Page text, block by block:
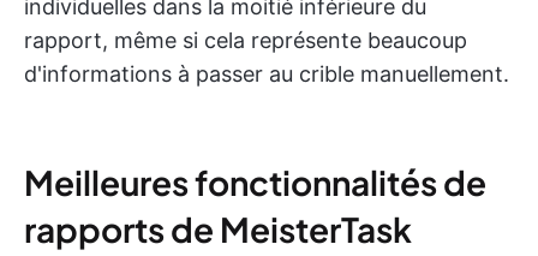
individuelles dans la moitié inférieure du
rapport, même si cela représente beaucoup
d'informations à passer au crible manuellement.
Meilleures fonctionnalités de
rapports de MeisterTask